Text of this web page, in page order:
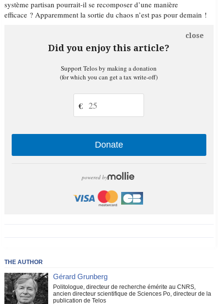
système partisan pourrait-il se recomposer d’une manière
efficace ? Apparemment la sortie du chaos n’est pas pour demain !
Did you enjoy this article?
close
Support Telos by making a donation
(for which you can get a tax write-off)
€
Donate
powered by
THE AUTHOR
Gérard Grunberg
Politologue, directeur de recherche émérite au CNRS,
ancien directeur scientifique de Sciences Po, directeur de la
publication de Telos